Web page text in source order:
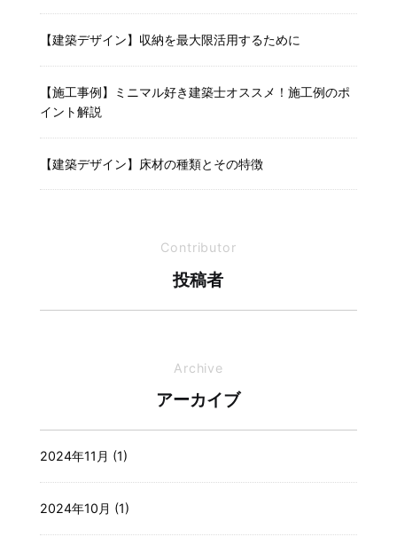
【建築デザイン】収納を最大限活用するために
【施工事例】ミニマル好き建築士オススメ！施工例のポ
イント解説
【建築デザイン】床材の種類とその特徴
Contributor
投稿者
Archive
アーカイブ
2024年11月 (1)
2024年10月 (1)